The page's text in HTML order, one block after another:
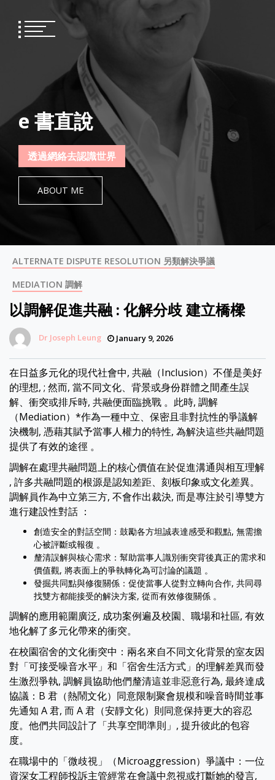
content
e 書直說
透過網絡去認識世界
ABOUT ME
ALTERNATE DISPUTE RESOLUTION 另類解決爭議
MEDIATION 調解
以調解促進共融 : 化解分歧 建立橋樑
Dr Joseph Leung January 9, 2026
在日益多元化的現代社會中, 共融（Inclusion）不僅是美好
的理想, ; 然而, 當不同文化、背景或身份群體之間產生誤
解、衝突或排斥時, 共融便面臨挑戰 。此時, 調解
（Mediation）*作為一種中立、保密且非對抗性的爭議解
決機制, 憑藉其賦予當事人權力的特性, 為解決這些共融問題
提供了有效的途徑 。
調解在處理共融問題上的核心價值在於促進溝通與相互理解
, 許多共融問題的根源是認知差距、刻板印象或文化差異。
調解員作為中立第三方, 不會作出裁決, 而是專注於引導雙方
進行建設性對話 ：
創造安全的對話空間：鼓勵各方坦誠表達感受和觀點, 無需擔
心被評斷或報復 。
釐清誤解與核心需求：幫助當事人識別衝突背後真正的需求和
價值觀, 將表面上的爭執轉化為可討論的議題 。
發掘共同點與修復關係：促使當事人從對立轉向合作, 共同尋
找雙方都能接受的解決方案, 從而有效修復關係 。
調解的應用範圍廣泛, 成功案例遍及校園、職場和社區, 有效
地化解了多元化帶來的衝突。
在校園宿舍的文化衝突中：兩名來自不同文化背景的室友因
對「可接受噪音水平」和「宿舍生活方式」的理解差異而發
生激烈爭執, 調解員協助他們釐清這並非惡意行為, 最終達成
協議：B 君（熱鬧文化）同意限制聚會規模和噪音時間並事
先通知 A 君, 而 A 君（安靜文化）則同意保持更大的容忍
度。他們共同設計了「共享空間準則」, 提升彼此的包容
度。
在職場中的「微歧視」（Microaggression）爭議中：一位
資深女工程師投訴主管經常在會議中忽視或打斷她的發言,